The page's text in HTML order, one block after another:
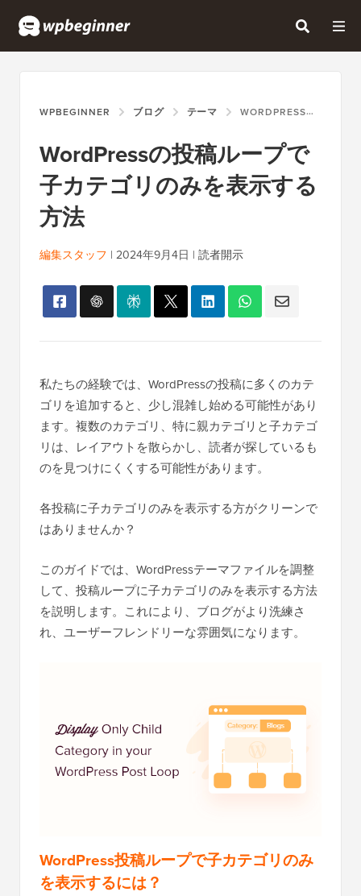
WPBEGINNER ブログ テーマ WORDPRESSの投稿ループで子カテゴリのみを表示する方法
WordPressの投稿ループで
子カテゴリのみを表示する
方法
編集スタッフ | 2024年9月4日 | 読者開示
私たちの経験では、WordPressの投稿に多くのカテ
ゴリを追加すると、少し混雑し始める可能性があり
ます。複数のカテゴリ、特に親カテゴリと子カテゴ
リは、レイアウトを散らかし、読者が探しているも
のを見つけにくくする可能性があります。
各投稿に子カテゴリのみを表示する方がクリーンで
はありませんか？
このガイドでは、WordPressテーマファイルを調整
して、投稿ループに子カテゴリのみを表示する方法
を説明します。これにより、ブログがより洗練さ
れ、ユーザーフレンドリーな雰囲気になります。
WordPress投稿ループで子カテゴリのみ
を表示するには？